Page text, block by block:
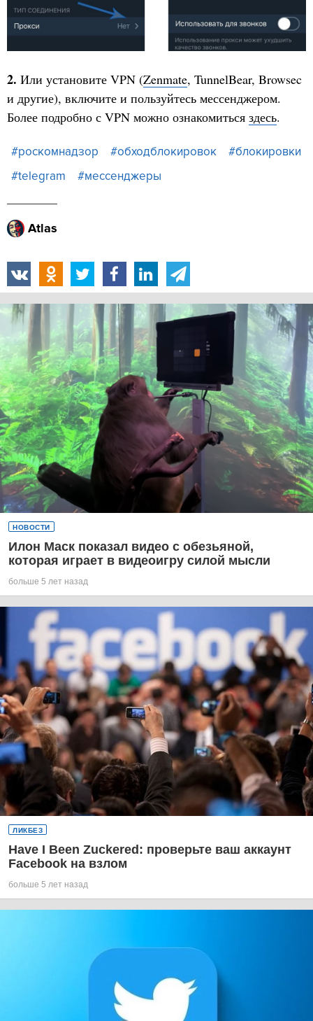
2. Или установите VPN (Zenmate, TunnelBear, Browsec
и другие), включите и пользуйтесь мессенджером.
Более подробно с VPN можно ознакомиться здесь.
#роскомнадзор #обходблокировок
#блокировки
#telegram
#мессенджеры
Atlas
НОВОСТИ
Илон Маск показал видео с обезьяной,
которая играет в видеоигру силой мысли
больше 5 лет назад
ЛИКБЕЗ
Have I Been Zuckered: проверьте ваш аккаунт
Facebook на взлом
больше 5 лет назад